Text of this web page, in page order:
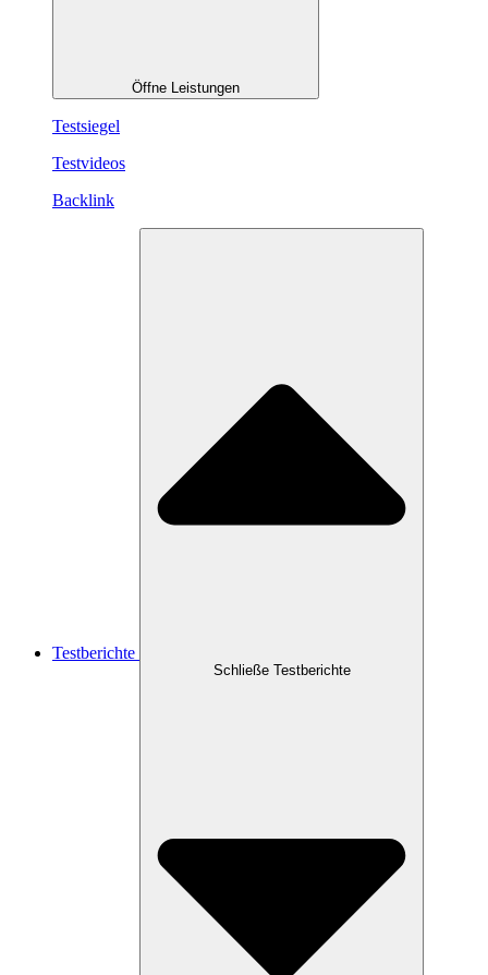
Öffne Leistungen
Testsiegel
Testvideos
Backlink
Testberichte
Schließe Testberichte